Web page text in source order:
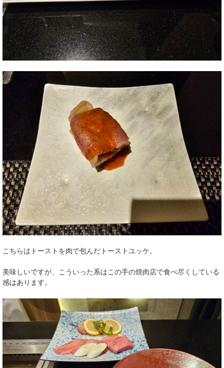
こちらはトーストを肉で包んだトーストユッケ。
美味しいですが、こういった系はこの手の焼肉店で食べ尽くしている
感はあります。